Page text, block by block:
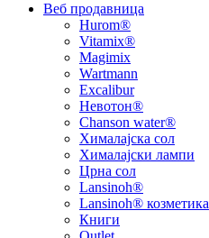
Веб продавница
Hurom®
Vitamix®
Magimix
Wartmann
Excalibur
Невотон®
Chanson water®
Хималајска сол
Хималајски лампи
Црна сол
Lansinoh®
Lansinoh® козметика
Книги